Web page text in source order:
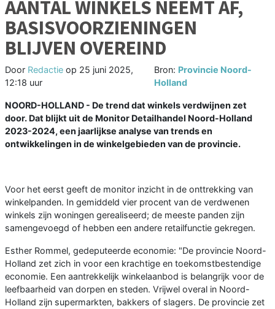
AANTAL WINKELS NEEMT AF,
BASISVOORZIENINGEN
BLIJVEN OVEREIND
Door Redactie op 25 juni 2025,
12:18 uur
Bron: Provincie Noord-
Holland
NOORD-HOLLAND - De trend dat winkels verdwijnen zet
door. Dat blijkt uit de Monitor Detailhandel Noord-Holland
2023-2024, een jaarlijkse analyse van trends en
ontwikkelingen in de winkelgebieden van de provincie.
Voor het eerst geeft de monitor inzicht in de onttrekking van
winkelpanden. In gemiddeld vier procent van de verdwenen
winkels zijn woningen gerealiseerd; de meeste panden zijn
samengevoegd of hebben een andere retailfunctie gekregen.
Esther Rommel, gedeputeerde economie: "De provincie Noord-
Holland zet zich in voor een krachtige en toekomstbestendige
economie. Een aantrekkelijk winkelaanbod is belangrijk voor de
leefbaarheid van dorpen en steden. Vrijwel overal in Noord-
Holland zijn supermarkten, bakkers of slagers. De provincie zet